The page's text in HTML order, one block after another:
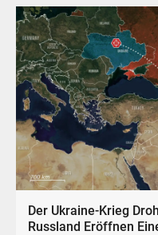
Der Ukraine-Krieg
Russland Eröffnen